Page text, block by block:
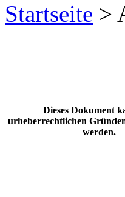
Startseite >
Dieses Dokument
urheberrechtlichen
werden.